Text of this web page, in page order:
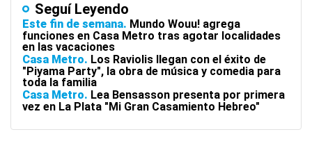
Seguí Leyendo
Este fin de semana Mundo Wouu! agrega
funciones en Casa Metro tras agotar localidades
en las vacaciones
Casa Metro Los Raviolis llegan con el éxito de
"Piyama Party", la obra de música y comedia para
toda la familia
Casa Metro Lea Bensasson presenta por primera
vez en La Plata "Mi Gran Casamiento Hebreo"